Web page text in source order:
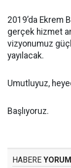
2019’da Ekrem
gerçek hizmet
vizyonumuz
yayılacak.
Umutluyuz,
Başlıyoruz.
HABERE